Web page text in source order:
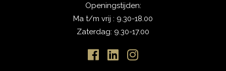
Openingstijden:
Ma t/m vrij : 9.30-18.00
Zaterdag: 9.30-17.00